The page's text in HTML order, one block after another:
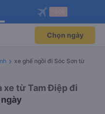
độc
Mở app
máy bay qua
Mở app
Chọn ngày
xe ghế ngồi đi Sóc Sơn từ
xe từ Tam Điệp đi